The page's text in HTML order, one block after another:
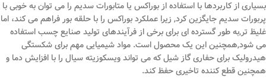
بسیاری از کاربردها با استفاده از بوراکس یا متابورات سدیم را می توان به خوبی با
پربورات سدیم جایگزین کرد, زیرا عملکرد بوراکس را با حلقه بور فراهم می کند، اما
غلیظ تر,به طور گسترده ای برای برخی از فرآیندهای تولید صنایع چسب استفاده
می شود,همچنین این یک محصول است. مواد شیمیایی مهم برای شکستگی
هیدرولیک برای حفاری گاز شیل که می تواند ویسکوزیته سیال را با افزایش دما و
همچنین قطع کننده تاخیری حفظ کند.